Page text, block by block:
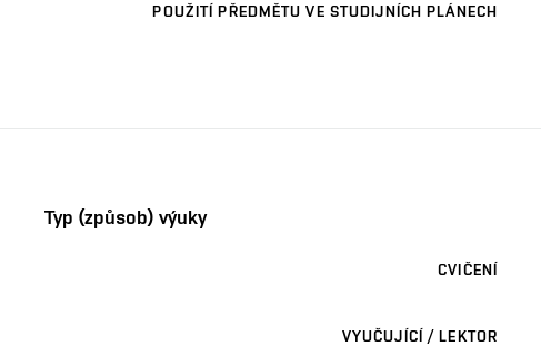
POUŽITÍ PŘEDMĚTU VE STUDIJNÍCH PLÁNECH
Typ (způsob) výuky
CVIČENÍ
VYUČUJÍCÍ / LEKTOR